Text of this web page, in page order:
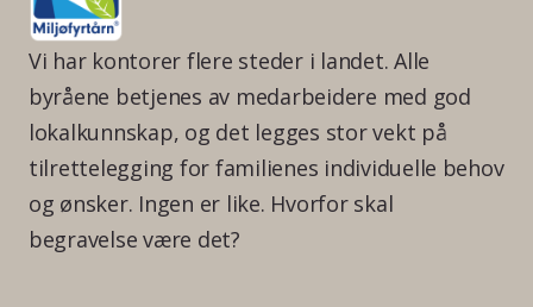
Vi har kontorer flere steder i landet. Alle
byråene betjenes av medarbeidere med god
lokalkunnskap, og det legges stor vekt på
tilrettelegging for familienes individuelle behov
og ønsker. Ingen er like. Hvorfor skal
begravelse være det?